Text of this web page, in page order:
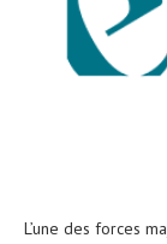
L’une des forces